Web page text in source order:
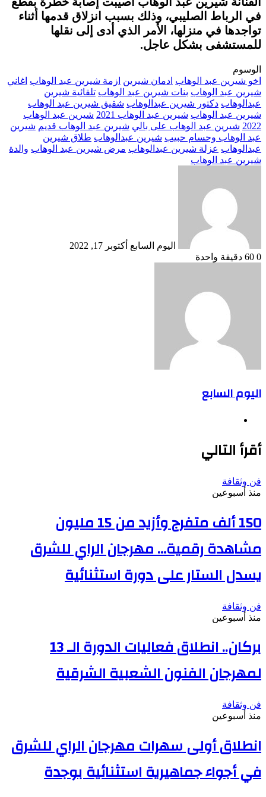
في الرباط الصليبي، وذلك بسبب انزلاق قدمها أثناء
تواجدها في منزلها، الأمر الذي أدى إلى نقلها
للمستشفى بشكل عاجل.
الوسوم
اخو شيرين عبد الوهاب ادمان شيرين ازمة شيرين عبد الوهاب اغاني
شيرين عبد الوهاب بنات شيرين عبد الوهاب تلقائية شيرين
عبدالوهاب دكتور شيرين عبدالوهاب شقيق شيرين عبد الوهاب
شيرين عبد الوهاب شيرين عبد الوهاب 2021
شيرين عبد الوهاب
2022 شيرين عبد الوهاب على بالي شيرين عبد الوهاب قديم شيرين
عبد الوهاب وحسام حبيب شيرين عبدالوهاب طلاق شيرين
عبدالوهاب عزلة شيرين عبدالوهاب مرض شيرين عبد الوهاب والدة
شيرين عبد الوهاب
اليوم السابع أكتوبر 17, 2022
0
دقيقة واحدة
اليوم السابع
أقرأ التالي
فن وثقافة
منذ أسبوعين
150 ألف متفرج وأزيد من 15 مليون
مشاهدة رقمية… مهرجان الراي للشرق
يسدل الستار على دورة استثنائية
فن وثقافة
منذ أسبوعين
بركان.. انطلاق فعاليات الدورة الـ 13
لمهرجان الفنون الشعبية الشرقية
فن وثقافة
منذ أسبوعين
انطلاق أولى سهرات مهرجان الراي للشرق
في أجواء جماهيرية استثنائية بوجدة